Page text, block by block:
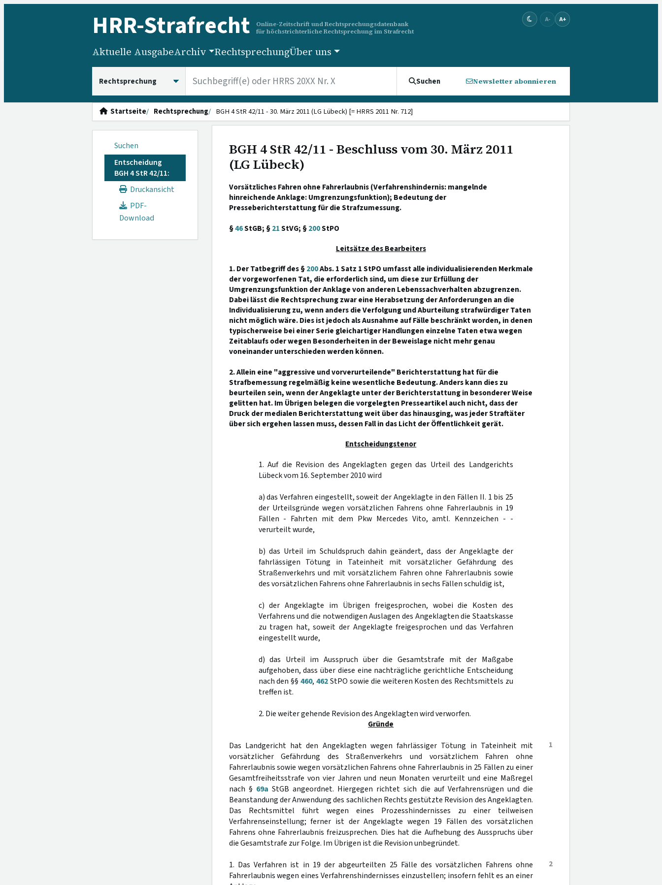
HRR-Strafrecht
Online-Zeitschrift und Rechtsprechungsdatenbank
für höchstrichterliche Rechtsprechung im Strafrecht
A- A+
Aktuelle AusgabeArchiv RechtsprechungÜber uns
Suchen Newsletter abonnieren
Startseite Rechtsprechung BGH 4 StR 42/11 - 30. März 2011 (LG Lübeck) [= HRRS 2011 Nr. 712]
Suchen
Entscheidung
BGH 4 StR 42/11:
Druckansicht
PDF-
Download
BGH 4 StR 42/11 - Beschluss vom 30. März 2011
(LG Lübeck)
Vorsätzliches Fahren ohne Fahrerlaubnis (Verfahrenshindernis: mangelnde
hinreichende Anklage: Umgrenzungsfunktion); Bedeutung der
Presseberichterstattung für die Strafzumessung.
§46StGB; §21StVG; §200StPO
Leitsätze des Bearbeiters
1. Der Tatbegriff des §200Abs. 1 Satz 1 StPO umfasst alle individualisierenden Merkmale
der vorgeworfenen Tat, die erforderlich sind, um diese zur Erfüllung der
Umgrenzungsfunktion der Anklage von anderen Lebenssachverhalten abzugrenzen.
Dabei lässt die Rechtsprechung zwar eine Herabsetzung der Anforderungen an die
Individualisierung zu, wenn anders die Verfolgung und Aburteilung strafwürdiger Taten
nicht möglich wäre. Dies ist jedoch als Ausnahme auf Fälle beschränkt worden, in denen
typischerweise bei einer Serie gleichartiger Handlungen einzelne Taten etwa wegen
Zeitablaufs oder wegen Besonderheiten in der Beweislage nicht mehr genau
voneinander unterschieden werden können.
2. Allein eine "aggressive und vorverurteilende" Berichterstattung hat für die
Strafbemessung regelmäßig keine wesentliche Bedeutung. Anders kann dies zu
beurteilen sein, wenn der Angeklagte unter der Berichterstattung in besonderer Weise
gelitten hat. Im Übrigen belegen die vorgelegten Presseartikel auch nicht, dass der
Druck der medialen Berichterstattung weit über das hinausging, was jeder Straftäter
über sich ergehen lassen muss, dessen Fall in das Licht der Öffentlichkeit gerät.
Entscheidungstenor
1. Auf die Revision des Angeklagten gegen das Urteil des Landgerichts
Lübeck vom 16. September 2010 wird
a) das Verfahren eingestellt, soweit der Angeklagte in den Fällen II. 1 bis 25
der Urteilsgründe wegen vorsätzlichen Fahrens ohne Fahrerlaubnis in 19
Fällen - Fahrten mit dem Pkw Mercedes Vito, amtl. Kennzeichen - -
verurteilt wurde,
b) das Urteil im Schuldspruch dahin geändert, dass der Angeklagte der
fahrlässigen Tötung in Tateinheit mit vorsätzlicher Gefährdung des
Straßenverkehrs und mit vorsätzlichem Fahren ohne Fahrerlaubnis sowie
des vorsätzlichen Fahrens ohne Fahrerlaubnis in sechs Fällen schuldig ist,
c) der Angeklagte im Übrigen freigesprochen, wobei die Kosten des
Verfahrens und die notwendigen Auslagen des Angeklagten die Staatskasse
zu tragen hat, soweit der Angeklagte freigesprochen und das Verfahren
eingestellt wurde,
d) das Urteil im Ausspruch über die Gesamtstrafe mit der Maßgabe
aufgehoben, dass über diese eine nachträgliche gerichtliche Entscheidung
nach den §§460, 462StPO sowie die weiteren Kosten des Rechtsmittels zu
treffen ist.
2. Die weiter gehende Revision des Angeklagten wird verworfen.
Gründe
1
Das Landgericht hat den Angeklagten wegen fahrlässiger Tötung in Tateinheit mit
vorsätzlicher Gefährdung des Straßenverkehrs und vorsätzlichem Fahren ohne
Fahrerlaubnis sowie wegen vorsätzlichen Fahrens ohne Fahrerlaubnis in 25 Fällen zu einer
Gesamtfreiheitsstrafe von vier Jahren und neun Monaten verurteilt und eine Maßregel
nach § 69a StGB angeordnet. Hiergegen richtet sich die auf Verfahrensrügen und die
Beanstandung der Anwendung des sachlichen Rechts gestützte Revision des Angeklagten.
Das Rechtsmittel führt wegen eines Prozesshindernisses zu einer teilweisen
Verfahrenseinstellung; ferner ist der Angeklagte wegen 19 Fällen des vorsätzlichen
Fahrens ohne Fahrerlaubnis freizusprechen. Dies hat die Aufhebung des Ausspruchs über
die Gesamtstrafe zur Folge. Im Übrigen ist die Revision unbegründet.
2
1. Das Verfahren ist in 19 der abgeurteilten 25 Fälle des vorsätzlichen Fahrens ohne
Fahrerlaubnis wegen eines Verfahrenshindernisses einzustellen; insofern fehlt es an einer